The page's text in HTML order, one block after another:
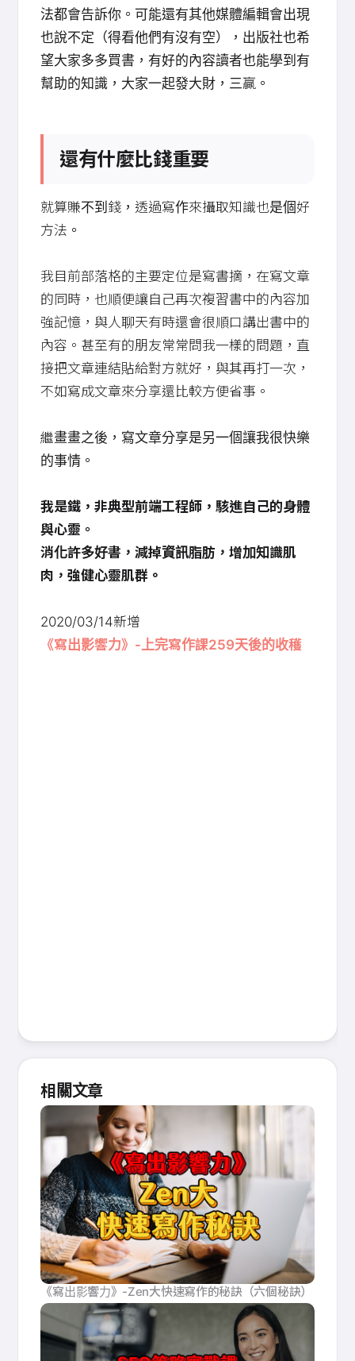
法都會告訴你。可能還有其他媒體編輯會出現
也說不定（得看他們有沒有空），出版社也希
望大家多多買書，有好的內容讀者也能學到有
幫助的知識，大家一起發大財，三贏。
還有什麼比錢重要
就算賺不到錢，透過寫作來攝取知識也是個好
方法。
我目前部落格的主要定位是寫書摘，在寫文章
的同時，也順便讓自己再次複習書中的內容加
強記憶，與人聊天有時還會很順口講出書中的
內容。甚至有的朋友常常問我一樣的問題，直
接把文章連結貼給對方就好，與其再打一次，
不如寫成文章來分享還比較方便省事。
繼畫畫之後，寫文章分享是另一個讓我很快樂
的事情。
我是鐵，非典型前端工程師，駭進自己的身體
與心靈。
消化許多好書，減掉資訊脂肪，增加知識肌
肉，強健心靈肌群。
2020/03/14新增
《寫出影響力》-上完寫作課259天後的收穫
相關文章
《寫出影響力》-Zen大快速寫作的秘訣（六個秘訣）